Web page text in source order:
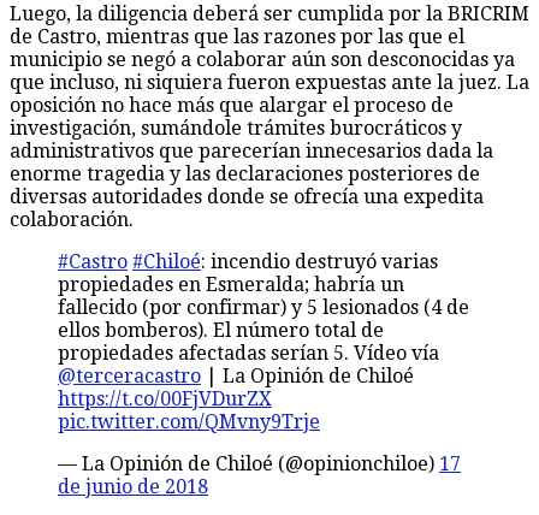
Luego, la diligencia deberá ser cumplida por la BRICRIM
de Castro, mientras que las razones por las que el
municipio se negó a colaborar aún son desconocidas ya
que incluso, ni siquiera fueron expuestas ante la juez. La
oposición no hace más que alargar el proceso de
investigación, sumándole trámites burocráticos y
administrativos que parecerían innecesarios dada la
enorme tragedia y las declaraciones posteriores de
diversas autoridades donde se ofrecía una expedita
colaboración.
#Castro #Chiloé: incendio destruyó varias
propiedades en Esmeralda; habría un
fallecido (por confirmar) y 5 lesionados (4 de
ellos bomberos). El número total de
propiedades afectadas serían 5. Vídeo vía
@terceracastro | La Opinión de Chiloé
https://t.co/00FjVDurZX
pic.twitter.com/QMvny9Trje
— La Opinión de Chiloé (@opinionchiloe) 17
de junio de 2018